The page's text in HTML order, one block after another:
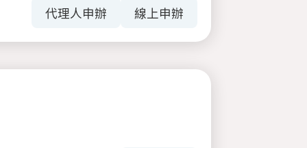
代理人申辦 線上申辦